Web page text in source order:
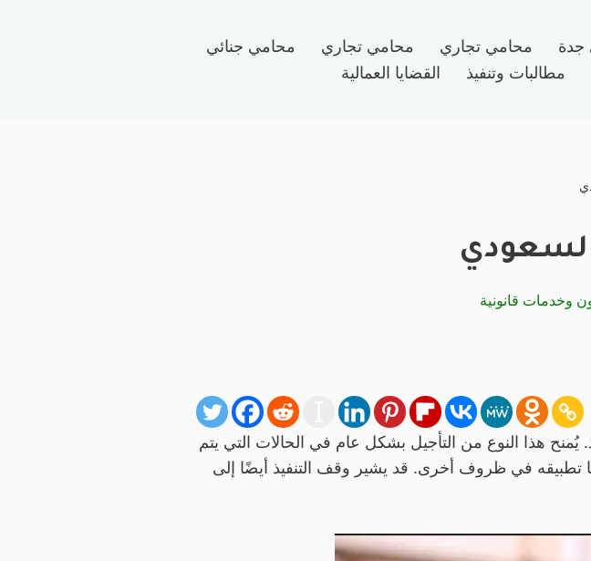
جدة محامي تجاري محامي تجاري
محامي جنائي
مطالبات وتنفيذ القضايا العمالية
وخدمات قانونية
يُمنح هذا النوع من التأجيل بشكل عام في الحالات التي يتم
تطبيقه في ظروف أخرى. قد يشير وقف التنفيذ أيضًا إلى